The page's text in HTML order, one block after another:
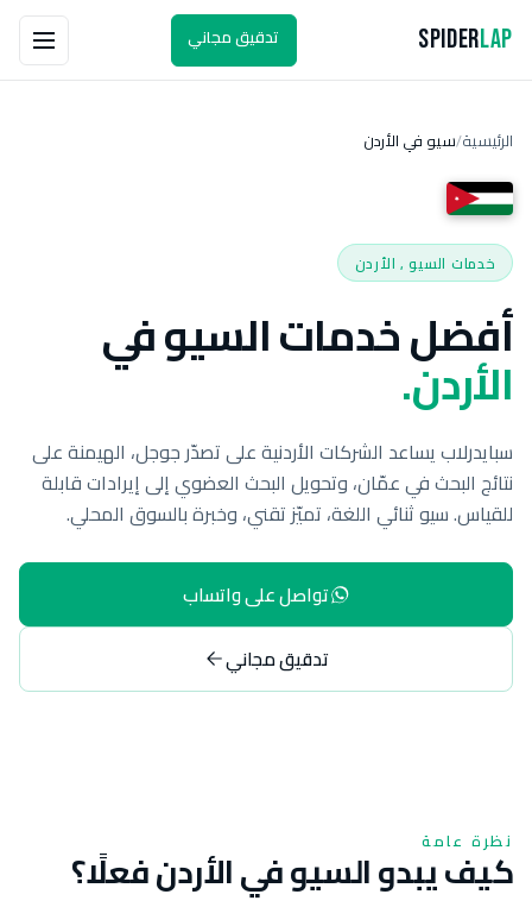
SpiderLap تدقيق مجاني
الرئيسية/سيو في الأردن
خدمات السيو , الأردن
أفضل خدمات السيو في
الأردن.
سبايدرلاب يساعد الشركات الأردنية على تصدّر جوجل، الهيمنة على
نتائج البحث في عمّان، وتحويل البحث العضوي إلى إيرادات قابلة
للقياس. سيو ثنائي اللغة، تميّز تقني، وخبرة بالسوق المحلي.
تواصل على واتساب
تدقيق مجاني
نظرة عامة
كيف يبدو السيو في الأردن فعلًا؟